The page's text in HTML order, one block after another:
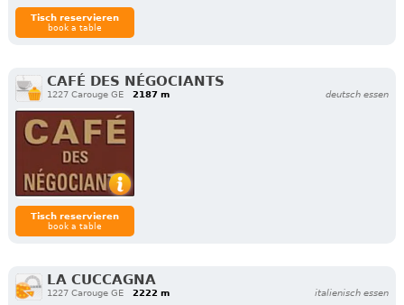
Tisch reservieren
book a table
CAFÉ DES NÉGOCIANTS
1227 Carouge GE 2187 m deutsch essen
Tisch reservieren
book a table
LA CUCCAGNA
1227 Carouge GE 2222 m italienisch essen